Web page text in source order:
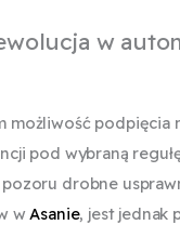
w
możliwość podpięcia
pod wybraną
pozoru drobne
w Asanie, jest jednak